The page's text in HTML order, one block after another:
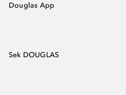
Douglas App
Sek DOUGLAS